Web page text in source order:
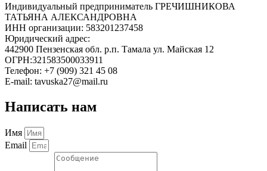
Индивидуальный предприниматель ГРЕЧИШНИКОВА
ТАТЬЯНА АЛЕКСАНДРОВНА
ИНН организации: 583201237458
Юридический адрес:
442900 Пензенская обл. р.п. Тамала ул. Майская 12
ОГРН:321583500033911
Телефон: +7 (909) 321 45 08
E-mail: tavuska27@mail.ru
Написать нам
Имя
Email